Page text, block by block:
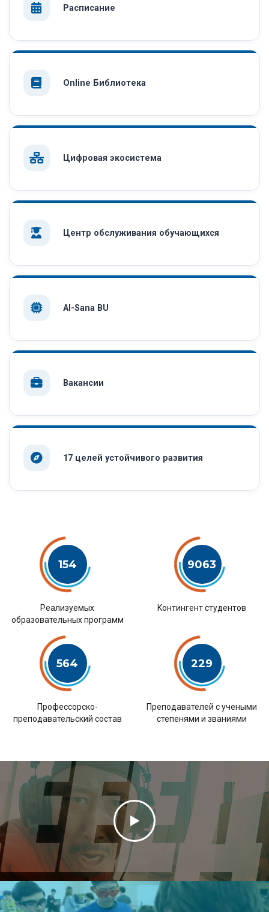
Расписание
Online Библиотека
Цифровая экосистема
Центр обслуживания обучающихся
AI-Sana BU
Вакансии
17 целей устойчивого развития
154
Pеализуемых
образовательных программ
9063
Kонтингент студентов
564
Профессорско-
преподавательский состав
229
Преподавателей с учеными
степенями и званиями